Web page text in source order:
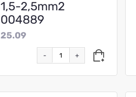
1,5-2,5mm2
004889
25.09
- +